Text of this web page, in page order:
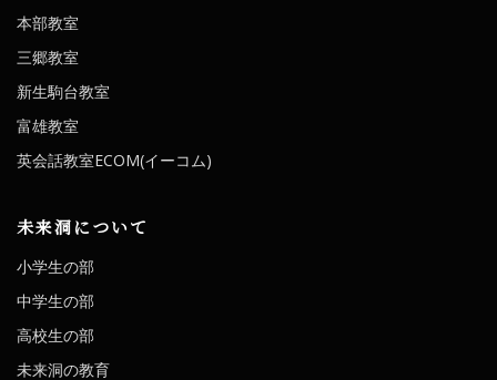
本部教室
三郷教室
新生駒台教室
富雄教室
英会話教室ECOM(イーコム)
未来洞について
小学生の部
中学生の部
高校生の部
未来洞の教育